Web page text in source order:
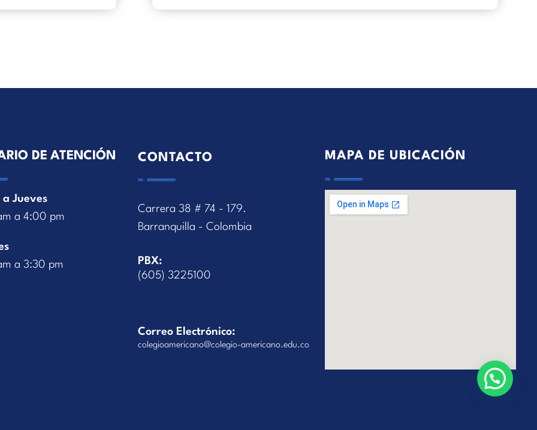
DE ATENCIÓN
a Jueves
a 4:00 pm
a 3:30 pm
CONTACTO
Carrera 38 # 74 - 179.
Barranquilla - Colombia
PBX:
(605) 3225100
Correo Electrónico:
colegioamericano@colegio-americano.edu.co
MAPA DE UBICACIÓN